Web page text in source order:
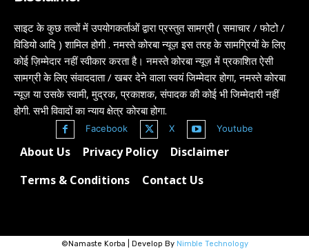
साइट के कुछ तत्वों में उपयोगकर्ताओं द्वारा प्रस्तुत सामग्री ( समाचार / फोटो /
विडियो आदि ) शामिल होगी . नमस्ते कोरबा न्यूज़ इस तरह के सामग्रियों के लिए
कोई ज़िम्मेदार नहीं स्वीकार करता है। नमस्ते कोरबा न्यूज़ में प्रकाशित ऐसी
सामग्री के लिए संवाददाता / खबर देने वाला स्वयं जिम्मेदार होगा, नमस्ते कोरबा
न्यूज़ या उसके स्वामी, मुद्रक, प्रकाशक, संपादक की कोई भी जिम्मेदारी नहीं
होगी. सभी विवादों का न्याय क्षेत्र कोरबा होगा.
Facebook X Youtube
About Us Privacy Policy
Disclaimer
Terms & Conditions
Contact Us
©Namaste Korba | Develop By Nimble Technology